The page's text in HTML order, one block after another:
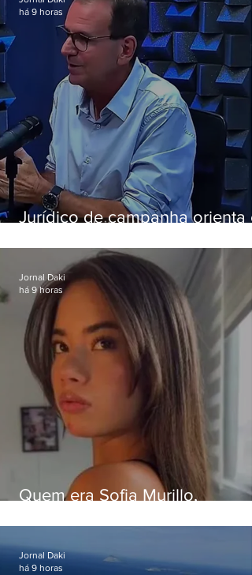
Jurídico de campanha orienta e
da Band
há 9 horas
Quem era Sofia Murillo,
em queda de helicóptero no
Jornal Daki
há 9 horas
Jornal Daki
há 9 horas